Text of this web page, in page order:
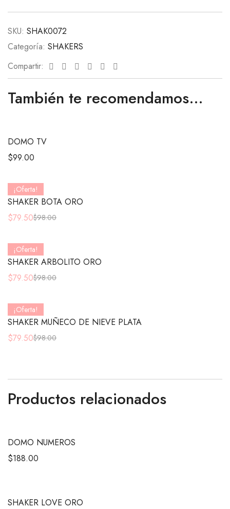
SKU: SHAK0072
Categoría: SHAKERS
Compartir:
Facebook
TwitterLinkedinGoogle+Pinterest
También te recomendamos…
DOMO TV
$99.00
¡Oferta!
SHAKER BOTA ORO
$98.00
$79.50
¡Oferta!
SHAKER ARBOLITO ORO
$98.00
$79.50
¡Oferta!
SHAKER MUÑECO DE NIEVE PLATA
$98.00
$79.50
Productos relacionados
DOMO NUMEROS
$188.00
SHAKER LOVE ORO